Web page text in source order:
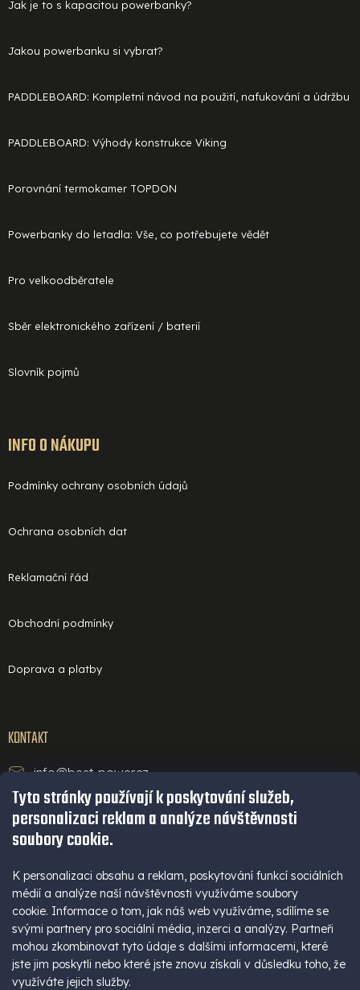
Tyto stránky používají k poskytování služeb,
personalizaci reklam a analýze návštěvnosti
soubory cookie.
K personalizaci obsahu a reklam, poskytování funkcí sociálních
médií a analýze naší návštěvnosti využíváme soubory
cookie. Informace o tom, jak náš web využíváme, sdílíme se
svými partnery pro sociální média, inzerci a analýzy. Partneři
mohou zkombinovat tyto údaje s dalšími informacemi, které
jste jim poskytli nebo které jste znovu získali v důsledku toho, že
využíváte jejich služby.
Jak je to s kapacitou powerbanky?
Jakou powerbanku si vybrat?
PADDLEBOARD: Kompletní návod na použití, nafukování a údržbu
PADDLEBOARD: Výhody konstrukce Viking
Porovnání termokamer TOPDON
Powerbanky do letadla: Vše, co potřebujete vědět
Pro velkoodběratele
Sběr elektronického zařízení / baterií
Slovník pojmů
INFO O NÁKUPU
Podmínky ochrany osobních údajů
Ochrana osobních dat
Reklamační řád
Obchodní podmínky
Doprava a platby
KONTAKT
info@best-power.cz
technická podpora a servis
+420 771 234 568
+420 777 109 009
(Po - Pá 9-16 hod)
+420 777 109 009